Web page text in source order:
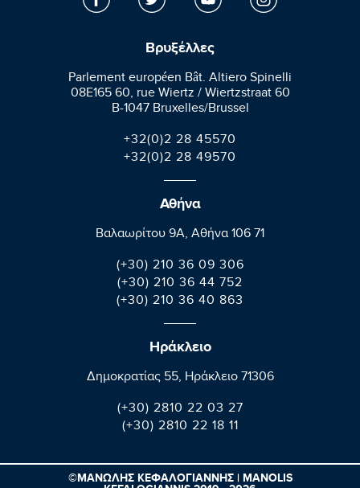
Βρυξέλλες
Parlement européen Bât. Altiero Spinelli
08E165 60, rue Wiertz / Wiertzstraat 60
B-1047 Bruxelles/Brussel
+32(0)2 28 45570
+32(0)2 28 49570
Αθήνα
Βαλαωρίτου 9A, Aθήνα 106 71
(+30) 210 36 09 306
(+30) 210 36 44 752
(+30) 210 36 40 863
Ηράκλειο
Δημοκρατίας 55, Ηράκλειο 71306
(+30) 2810 22 03 27
(+30) 2810 22 18 11
©ΜΑΝΩΛΗΣ ΚΕΦΑΛΟΓΙΑΝΝΗΣ | MANOLIS